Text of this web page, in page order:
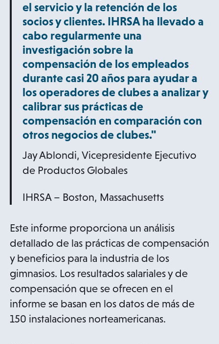
el servicio y la retención de los
socios y clientes. IHRSA ha llevado a
cabo regularmente una
investigación sobre la
compensación de los empleados
durante casi 20 años para ayudar a
los operadores de clubes a analizar y
calibrar sus prácticas de
compensación en comparación con
otros negocios de clubes."
Jay Ablondi, Vicepresidente Ejecutivo
de Productos Globales
IHRSA – Boston, Massachusetts
Este informe proporciona un análisis
detallado de las prácticas de compensación
y beneficios para la industria de los
gimnasios. Los resultados salariales y de
compensación que se ofrecen en el
informe se basan en los datos de más de
150 instalaciones norteamericanas.